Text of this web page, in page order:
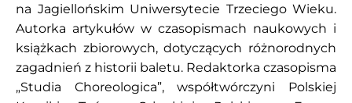
na Jagiellońskim Uniwersytecie Trzeciego Wieku.
Autorka artykułów w czasopismach naukowych i
książkach zbiorowych, dotyczących różnorodnych
zagadnień z historii baletu. Redaktorka czasopisma
„Studia Choreologica”, współtwórczyni Polskiej